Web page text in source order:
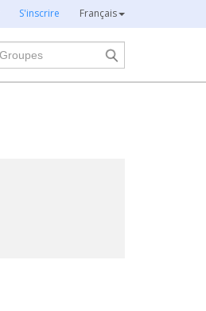
S'inscrire Français